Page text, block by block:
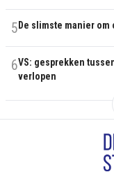
5 De slimste manier
6VS: gesprekken
verlopen